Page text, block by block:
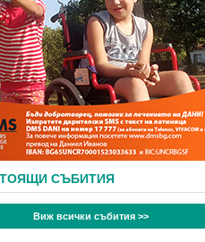
СЪБИТИЯ
Виж всички събития >>